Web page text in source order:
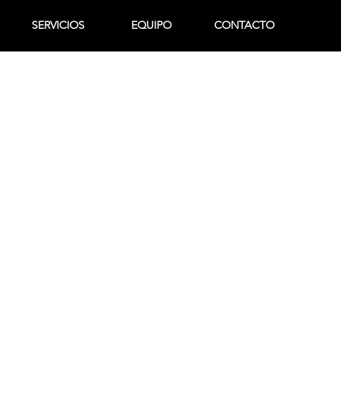
SERVICIOS EQUIPO CONTACTO